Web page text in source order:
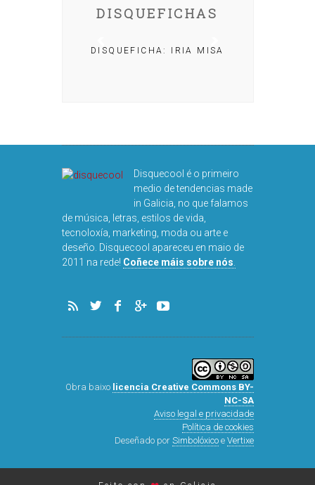
DISQUEFICHAS
DISQUEFICHA: IRIA MISA
Disquecool é o primeiro
medio de tendencias made
in Galicia, no que falamos
de música, letras, estilos de vida,
tecnoloxía, marketing, moda ou arte e
deseño. Disquecool apareceu en maio de
2011 na rede! Coñece máis sobre nós
Obra baixo licencia Creative Commons BY-
NC-SA
Aviso legal e privacidade
Política de cookies
Deseñado por Simbolóxicoe Vertixe